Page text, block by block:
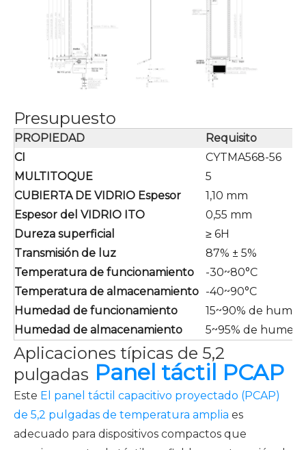
Presupuesto
PROPIEDAD
Requisito
CI
CYTMA568-56
MULTITOQUE
5
CUBIERTA DE VIDRIO Espesor
1,10 mm
Espesor del VIDRIO ITO
0,55 mm
Dureza superficial
≥ 6H
Transmisión de luz
87% ± 5%
Temperatura de funcionamiento
-30~80°C
Temperatura de almacenamiento -40~90°C
Humedad de funcionamiento
15~90% de
Humedad de almacenamiento
5~95% de
Aplicaciones típicas de 5,2
pulgadas Panel táctil PCAP
Este El panel táctil capacitivo proyectado (PCAP)
de 5,2 pulgadas de temperatura amplia es
adecuado para dispositivos compactos que